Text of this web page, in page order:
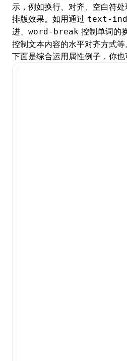
示，例如换行、对齐、空白符
排版效果。如用通过 text-
进、 word-break 控制单词的
控制文本内容的水平对齐方式等
下面是综合运用属性例子，你